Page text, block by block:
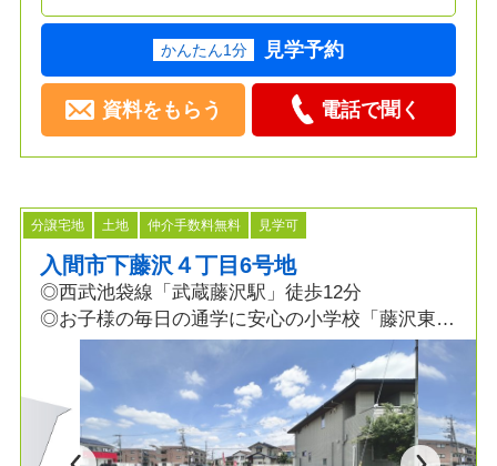
かんたん1分 見学予約
資料をもらう 電話で聞く
分譲宅地 土地 仲介手数料無料 見学可
入間市下藤沢４丁目6号地
◎西武池袋線「武蔵藤沢駅」徒歩12分
◎お子様の毎日の通学に安心の小学校「藤沢東小
学校」5分！
◎徒歩圏内にスーパー、コンビニ、病院まで揃う
便利な立地！
■全6区画の分譲地！
■自由設計可能